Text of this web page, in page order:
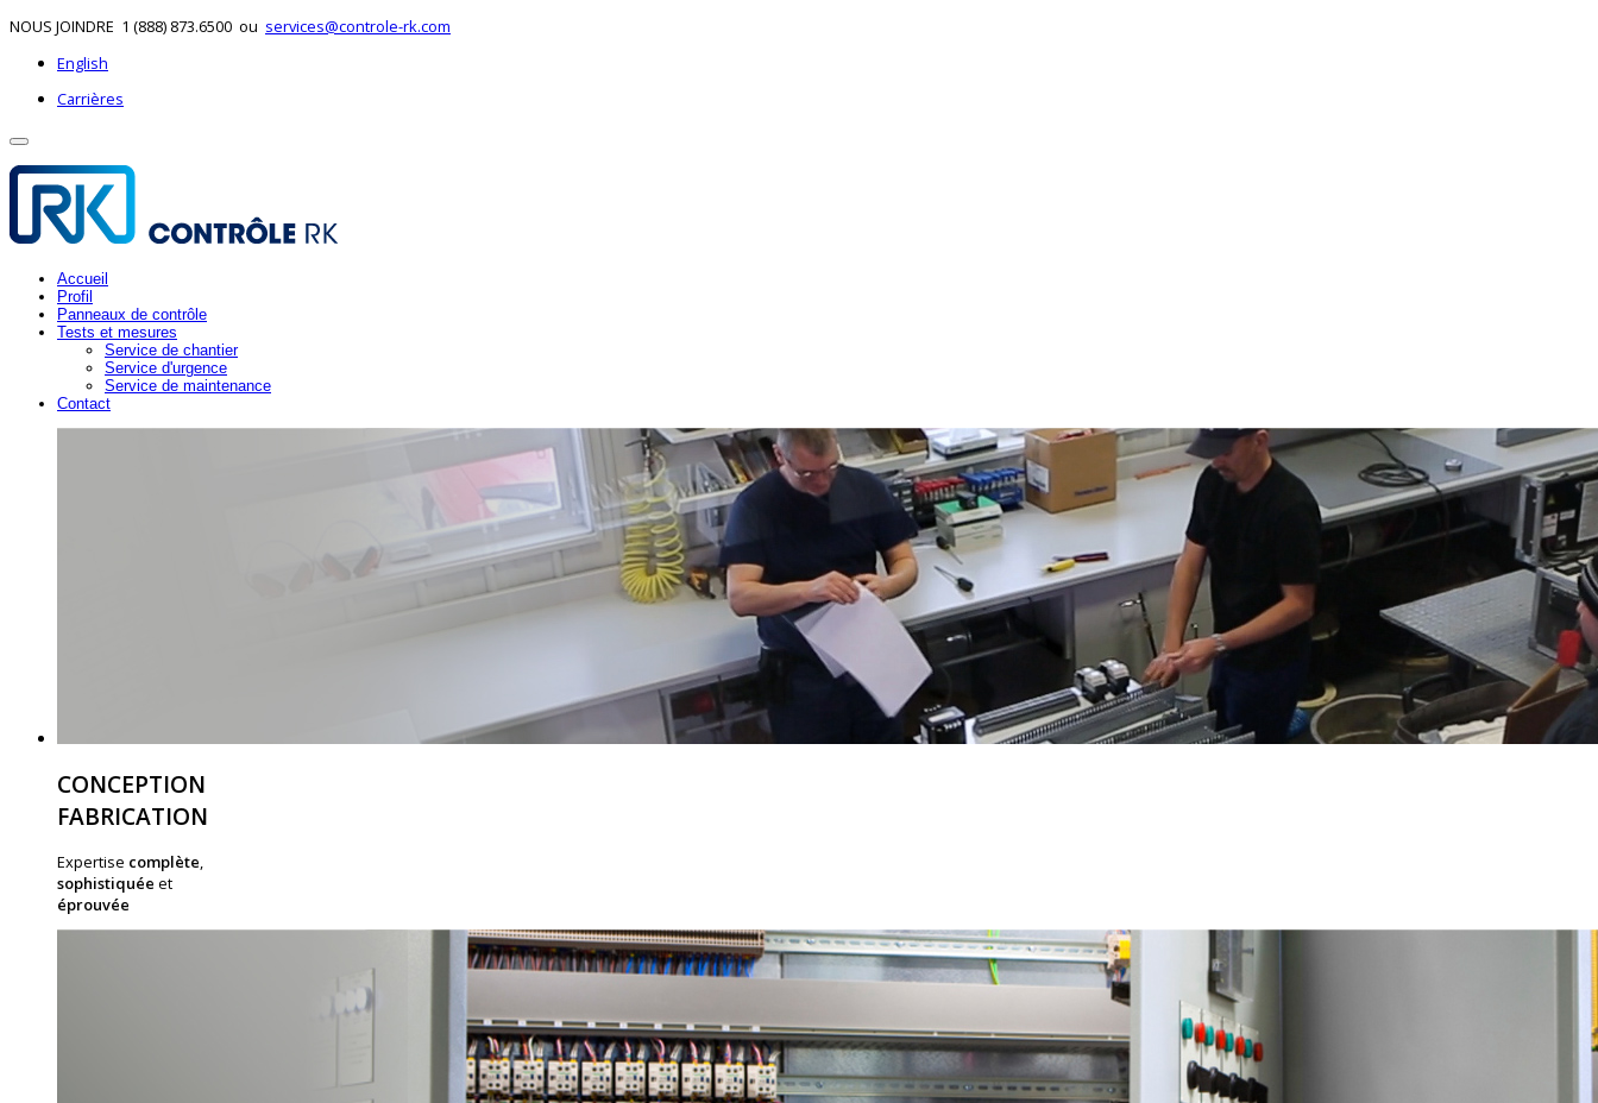
NOUS JOINDRE 1 (888) 873.6500 ou services@controle-rk.com
English
Carrières
Accueil
Profil
Panneaux de contrôle
Tests et mesures
Service de chantier
Service d'urgence
Service de maintenance
Contact
CONCEPTION
FABRICATION
Expertise complète,
sophistiquée et
éprouvée